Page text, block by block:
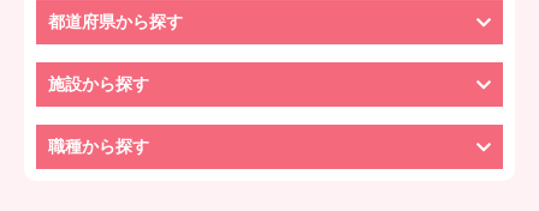
都道府県から探す
施設から探す
職種から探す